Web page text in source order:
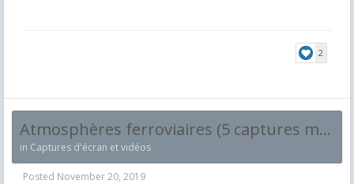
2
Atmosphères ferroviaires (5 captures maximum et par jour !)
in Captures d'écran et vidéos
Posted November 20, 2019